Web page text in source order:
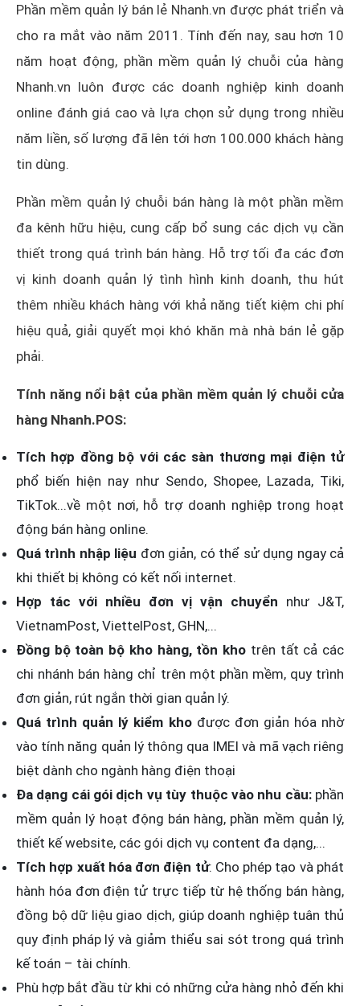
Phần mềm quản lý bán lẻ Nhanh.vn được phát triển và
cho ra mắt vào năm 2011. Tính đến nay, sau hơn 10
năm hoạt động, phần mềm quản lý chuỗi của hàng
Nhanh.vn luôn được các doanh nghiệp kinh doanh
online đánh giá cao và lựa chọn sử dụng trong nhiều
năm liền, số lượng đã lên tới hơn 100.000 khách hàng
tin dùng.
Phần mềm quản lý chuỗi bán hàng là một phần mềm
đa kênh hữu hiệu, cung cấp bổ sung các dịch vụ cần
thiết trong quá trình bán hàng. Hỗ trợ tối đa các đơn
vị kinh doanh quản lý tình hình kinh doanh, thu hút
thêm nhiều khách hàng với khả năng tiết kiệm chi phí
hiệu quả, giải quyết mọi khó khăn mà nhà bán lẻ gặp
phải.
Tính năng nổi bật của phần mềm quản lý chuỗi cửa
hàng Nhanh.POS:
Tích hợp đồng bộ với các sàn thương mại điện tử
phổ biến hiện nay như Sendo, Shopee, Lazada, Tiki,
TikTok...về một nơi, hỗ trợ doanh nghiệp trong hoạt
động bán hàng online.
Quá trình nhập liệu đơn giản, có thể sử dụng ngay cả
khi thiết bị không có kết nối internet.
Hợp tác với nhiều đơn vị vận chuyển như J&T,
VietnamPost, ViettelPost, GHN,...
Đồng bộ toàn bộ kho hàng, tồn kho trên tất cả các
chi nhánh bán hàng chỉ trên một phần mềm, quy trình
đơn giản, rút ngắn thời gian quản lý.
Quá trình quản lý kiểm khođược đơn giản hóa nhờ
vào tính năng quản lý thông qua IMEI và mã vạch riêng
biệt dành cho ngành hàng điện thoại
Đa dạng cái gói dịch vụ tùy thuộc vào nhu cầu:phần
mềm quản lý hoạt động bán hàng, phần mềm quản lý,
thiết kế website, các gói dịch vụ content đa dạng,...
Tích hợp xuất hóa đơn điện tử: Cho phép tạo và phát
hành hóa đơn điện tử trực tiếp từ hệ thống bán hàng,
đồng bộ dữ liệu giao dịch, giúp doanh nghiệp tuân thủ
quy định pháp lý và giảm thiểu sai sót trong quá trình
kế toán – tài chính.
Phù hợp bắt đầu từ khi có những cửa hàng nhỏ đến khi